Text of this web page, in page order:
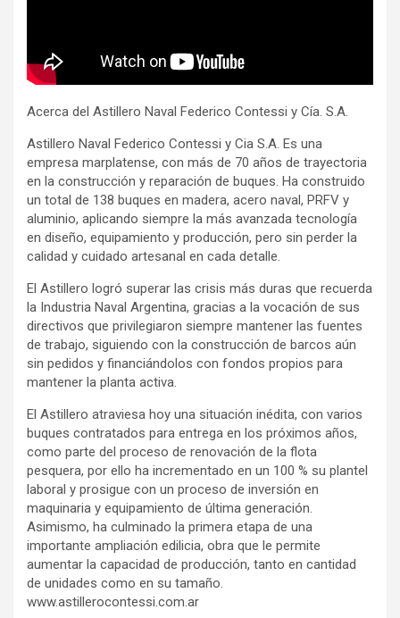
Acerca del Astillero Naval Federico Contessi y Cía. S.A.
Astillero Naval Federico Contessi y Cia S.A. Es una
empresa marplatense, con más de 70 años de trayectoria
en la construcción y reparación de buques. Ha construido
un total de 138 buques en madera, acero naval, PRFV y
aluminio, aplicando siempre la más avanzada tecnología
en diseño, equipamiento y producción, pero sin perder la
calidad y cuidado artesanal en cada detalle.
El Astillero logró superar las crisis más duras que recuerda
la Industria Naval Argentina, gracias a la vocación de sus
directivos que privilegiaron siempre mantener las fuentes
de trabajo, siguiendo con la construcción de barcos aún
sin pedidos y financiándolos con fondos propios para
mantener la planta activa.
El Astillero atraviesa hoy una situación inédita, con varios
buques contratados para entrega en los próximos años,
como parte del proceso de renovación de la flota
pesquera, por ello ha incrementado en un 100 % su plantel
laboral y prosigue con un proceso de inversión en
maquinaria y equipamiento de última generación.
Asimismo, ha culminado la primera etapa de una
importante ampliación edilicia, obra que le permite
aumentar la capacidad de producción, tanto en cantidad
de unidades como en su tamaño.
www.astillerocontessi.com.ar